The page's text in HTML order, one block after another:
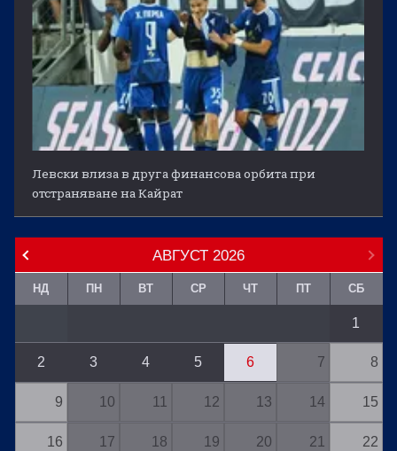
Левски влиза в друга финансова орбита при
отстраняване на Кайрат
АВГУСТ 2026
НД ПН ВТ СР ЧТ ПТ СБ
1
2 3 4 5 6 7 8
9 10 11 12 13 14 15
16 17 18 19 20 21 22